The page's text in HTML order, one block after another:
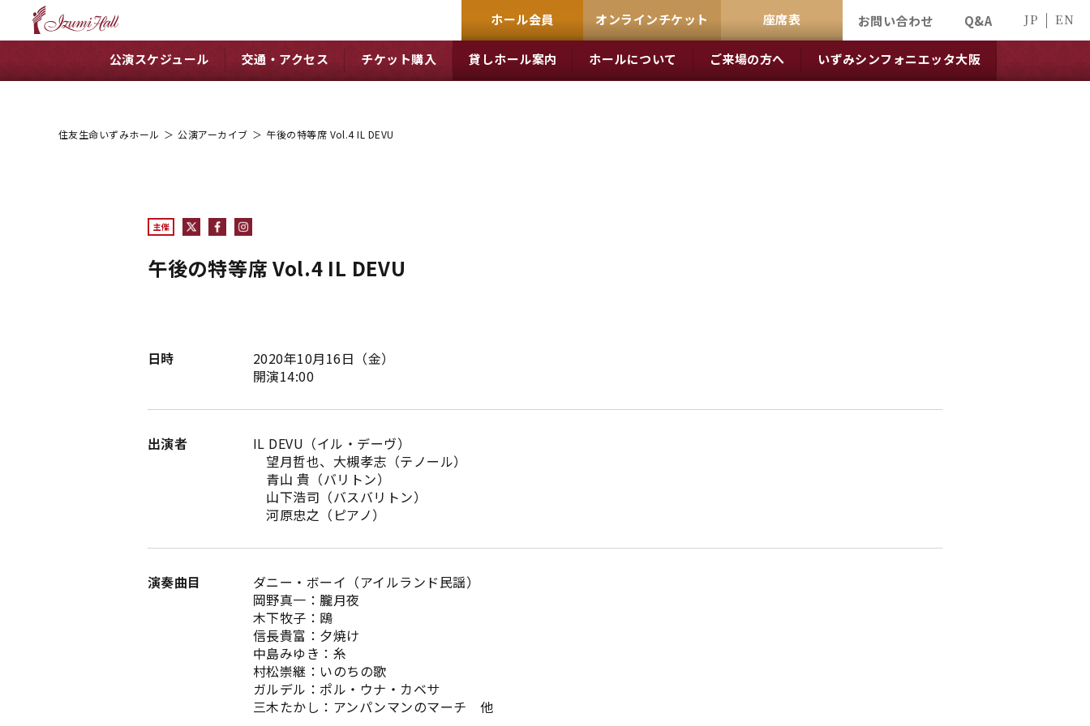
ホール会員 オンラインチケット 座席表 お問い合わせ Q&A JP EN
公演スケジュール 交通・アクセス チケット購入 貸しホール案内 ホールについて ご来場の方へ いずみシンフォニエッタ大阪
住友生命いずみホール ＞ 公演アーカイブ ＞ 午後の特等席 Vol.4 IL DEVU
主催
午後の特等席 Vol.4 IL DEVU
日時
2020年10月16日（金）
開演14:00
出演者
IL DEVU（イル・デーヴ）
望月哲也、大槻孝志（テノール）
青山 貴（バリトン）
山下浩司（バスバリトン）
河原忠之（ピアノ）
演奏曲目
ダニー・ボーイ（アイルランド民謡）
岡野真一：朧月夜
木下牧子：鴎
信長貴富：夕焼け
中島みゆき：糸
村松崇継：いのちの歌
ガルデル：ポル・ウナ・カベサ
三木たかし：アンパンマンのマーチ 他